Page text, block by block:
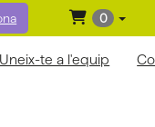
0
Uneix-te a l'equip